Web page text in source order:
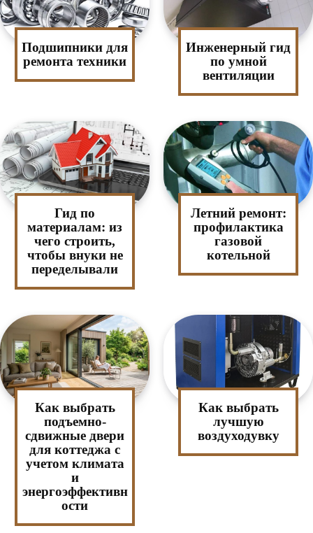
Подшипники для
ремонта техники
Инженерный гид
по умной
вентиляции
Гид по
материалам: из
чего строить,
чтобы внуки не
переделывали
Летний ремонт:
профилактика
газовой
котельной
Как выбрать
подъемно-
сдвижные двери
для коттеджа с
учетом климата
и
энергоэффективн
ости
Как выбрать
лучшую
воздуходувку